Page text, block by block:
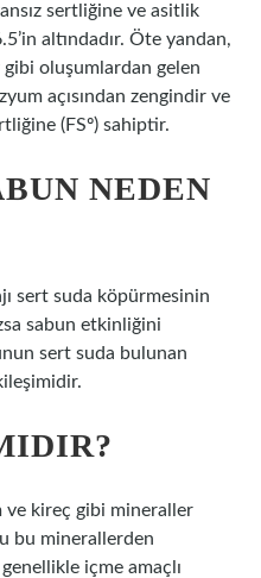
sertliğine ve asitlik
altındadır. Öte yandan,
oluşumlardan gelen
açısından zengindir ve
(FSº) sahiptir.
NEDEN
sert suda köpürmesinin
sabun etkinliğini
sert suda bulunan
ve kireç gibi mineraller
bu minerallerden
içme amaçlı